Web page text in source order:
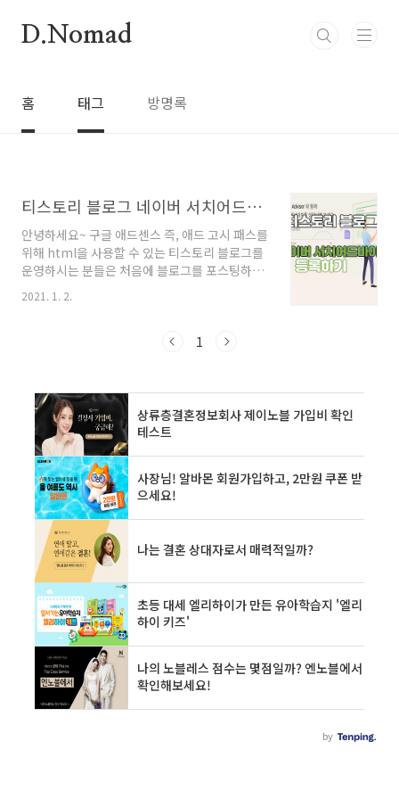
D.Nomad
홈 태그 방명록
티스토리 블로그 네이버 서치어드바이저 등록하기
안녕하세요~ 구글 애드센스 즉, 애드 고시 패스를
위해 html을 사용할 수 있는 티스토리 블로그를
운영하시는 분들은 처음에 블로그를 포스팅하시
면 다음 외에는 노출되지 않습니다. 꾸준히 포스
팅하시다 보면 네이버, 줌, 카카오 등 다른 유입경
많은 검색의 포털사이트인 네이버를 빼놓을 수는
라에서 가장 많이 사용하는 검색사이트인 네이버
의 유입을 유도하기 위한 방법을 포스팅합니다.
네이버 웹마스터 = 네이버 서치 어드바이저를 등
록하시는 것은 네이버 유입에 많은 도움이 되므
로 여기에서 등록하는 방법을 설명할게요. 네이
버 서치어드바이저 등록하기 우선 네이버 서치어
드바이저 홈페이지..
2021. 1. 2.
1